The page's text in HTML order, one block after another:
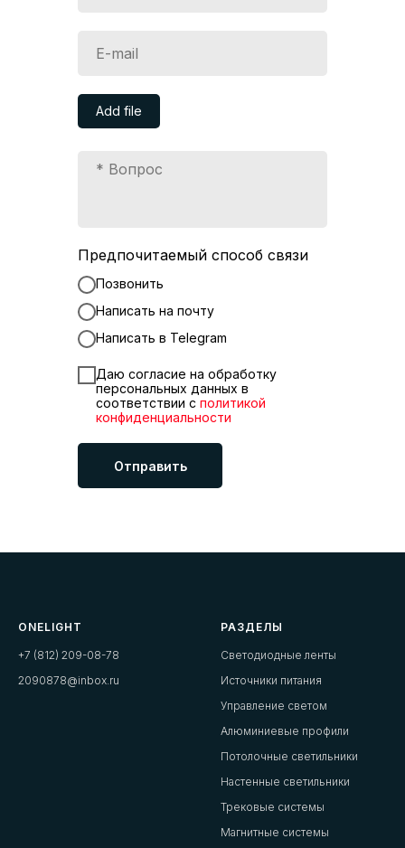
Add file
Предпочитаемый способ связи
Позвонить
Написать на почту
Написать в Telegram
Даю согласие на обработку
персональных данных в
соответствии с политикой
конфиденциальности
Отправить
ONELIGHT
+7 (812) 209-08-78
2090878@inbox.ru
РАЗДЕЛЫ
Светодиодные ленты
Источники питания
Управление светом
Алюминиевые профили
Потолочные светильники
Настенные светильники
Трековые системы
Магнитные системы